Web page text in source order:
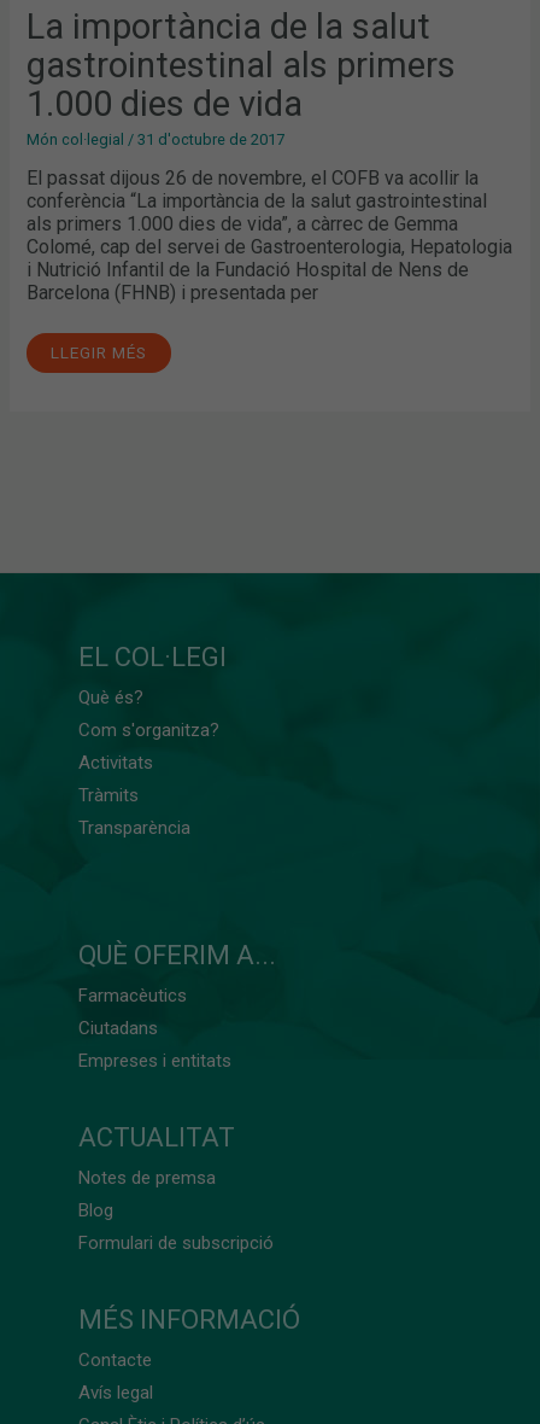
La importància de la salut
gastrointestinal als primers
1.000 dies de vida
Món col·legial /31 d'octubre de 2017
El passat dijous 26 de novembre, el COFB va acollir la
conferència “La importància de la salut gastrointestinal
als primers 1.000 dies de vida”, a càrrec de Gemma
Colomé, cap del servei de Gastroenterologia, Hepatologia
i Nutrició Infantil de la Fundació Hospital de Nens de
Barcelona (FHNB) i presentada per
1.000
DIES
DE
VIDA
LLEGIR MÉS
EL COL·LEGI
Què és?
Com s'organitza?
Activitats
Tràmits
Transparència
QUÈ OFERIM A...
Farmacèutics
Ciutadans
Empreses i entitats
ACTUALITAT
Notes de premsa
Blog
Formulari de subscripció
MÉS INFORMACIÓ
Contacte
Avís legal